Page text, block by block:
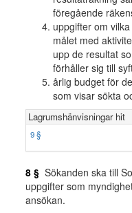
föregående
uppgifter om
målet med
upp de resultat
förhåller sig till
årlig budget för
som visar sökta
Lagrumshänvisningar hit
9 §
8 § Sökanden ska till
uppgifter som
ansökan.